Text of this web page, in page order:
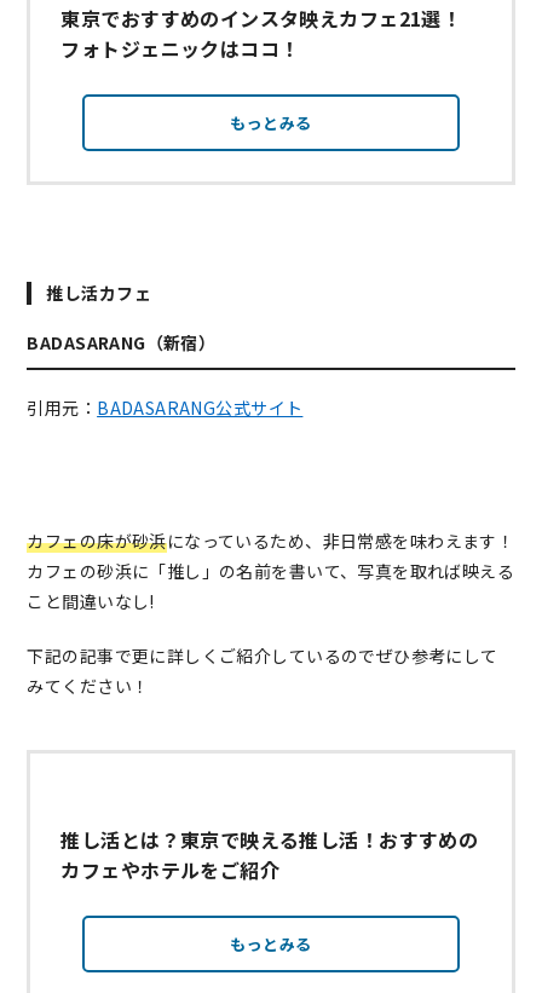
東京でおすすめのインスタ映えカフェ21選！
フォトジェニックはココ！
もっとみる
推し活カフェ
BADASARANG（新宿）
引用元： BADASARANG公式サイト
カフェの床が砂浜になっているため、非日常感を味わえます！
カフェの砂浜に「推し」の名前を書いて、写真を取れば映える
こと間違いなし!
下記の記事で更に詳しくご紹介しているのでぜひ参考にして
みてください！
推し活とは？東京で映える推し活！おすすめの
カフェやホテルをご紹介
もっとみる